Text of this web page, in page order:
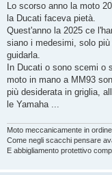
Lo scorso anno la moto
la Ducati faceva pietà.
Quest'anno la 2025 ce
siano i medesimi, solo
guidarla.
In Ducati o sono scemi o
moto in mano a MM93
più desiderata in griglia,
le Yamaha ...
Moto meccanicamente in
Come negli scacchi pensare
E abbigliamento protettivo